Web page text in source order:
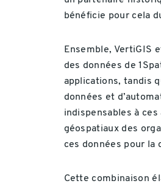
bénéficie pour cela
Ensemble, VertiGIS
des données de
applications, tandis
données et
indispensables à
géospatiaux des
ces données pour la
Cette combinaison